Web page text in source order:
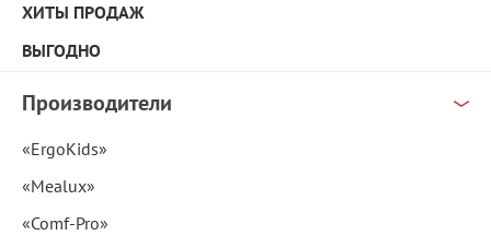
ХИТЫ ПРОДАЖ
ВЫГОДНО
Производители
«ErgoKids»
«Mealux»
«Comf-Pro»